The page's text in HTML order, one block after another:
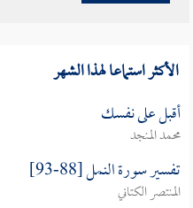
الأكثر استماعا لهذا الشهر
أقبل على نفسك
محمد المنجد
تفسير سورة النمل [88-93]
المنتصر الكتاني